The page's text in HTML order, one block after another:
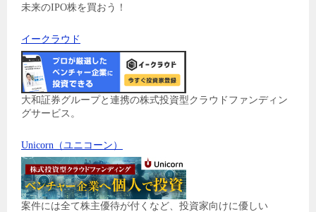
未来のIPO株を買おう！
イークラウド
大和証券グループと連携の株式投資型クラウドファンディン
グサービス。
Unicorn（ユニコーン）
案件には全て株主優待が付くなど、投資家向けに優しい